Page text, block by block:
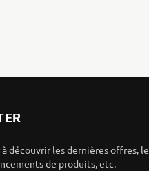
découvrir les dernières offres,
de produits, etc.